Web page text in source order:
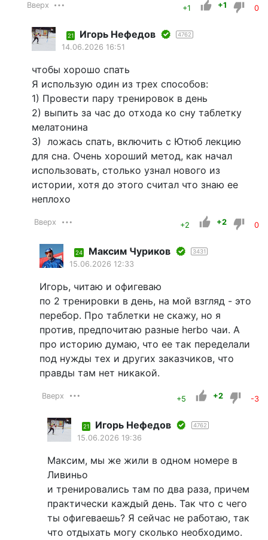
Вверх +1 +1 0
21 Игорь Нефедов 4762
14.06.2026 16:51
чтобы хорошо спать
Я использую один из трех способов:
1) Провести пару тренировок в день
2) выпить за час до отхода ко сну таблетку
мелатонина
3) ложась спать, включить с Ютюб лекцию
для сна. Очень хороший метод, как начал
использовать, столько узнал нового из
истории, хотя до этого считал что знаю ее
неплохо
Вверх +2 +2 0
24 Максим Чуриков 3431
15.06.2026 12:33
Игорь, читаю и офигеваю
по 2 тренировки в день, на мой взгляд - это
перебор. Про таблетки не скажу, но я
против, предпочитаю разные herbo чаи. А
про историю думаю, что ее так переделали
под нужды тех и других заказчиков, что
правды там нет никакой.
Вверх +5 +2 -3
21 Игорь Нефедов 4762
15.06.2026 19:36
Максим, мы же жили в одном номере в
Ливиньо
и тренировались там по два раза, причем
практически каждый день. Так что с чего
ты офигеваешь? Я сейчас не работаю, так
что отдыхать могу сколько необходимо.